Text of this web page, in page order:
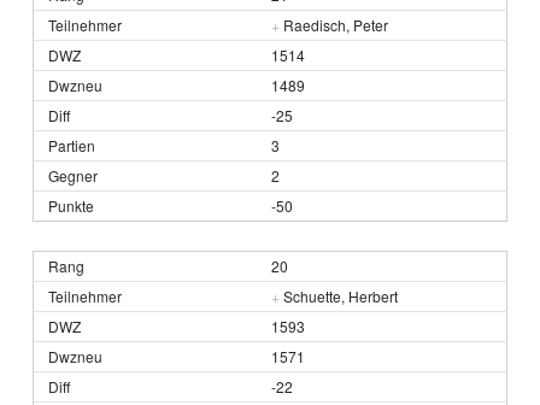
+ Raedisch, Peter
1514
1489
-25
3
2
-50
20
+ Schuette, Herbert
1593
1571
-22